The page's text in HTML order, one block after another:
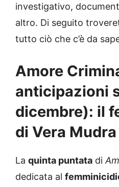
investigativo,
altro. Di seguito
tutto ciò che c’è da
Amore
anticipazioni
dicembre): il
di Vera Mudra
La quinta puntata di
dedicata al